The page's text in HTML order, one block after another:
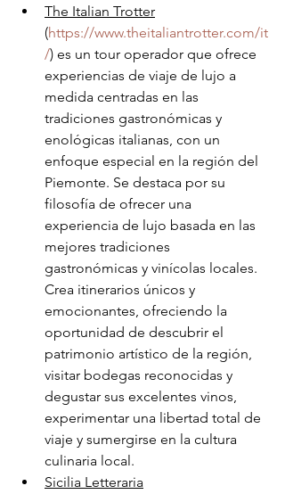
The Italian Trotter
(https://www.theitaliantrotter.com/it
/) es un tour operador que ofrece
experiencias de viaje de lujo a
medida centradas en las
tradiciones gastronómicas y
enológicas italianas, con un
enfoque especial en la región del
Piemonte. Se destaca por su
filosofía de ofrecer una
experiencia de lujo basada en las
mejores tradiciones
gastronómicas y vinícolas locales.
Crea itinerarios únicos y
emocionantes, ofreciendo la
oportunidad de descubrir el
patrimonio artístico de la región,
visitar bodegas reconocidas y
degustar sus excelentes vinos,
experimentar una libertad total de
viaje y sumergirse en la cultura
culinaria local.
Sicilia Letteraria